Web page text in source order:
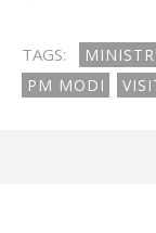
TAGS:
PM MODI